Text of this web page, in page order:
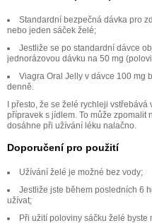
Standardní bezpečná dávka pro
nebo jeden sáček želé;
Jestliže se po standardní dávce
jednorázovou dávku na 50 mg
Viagra Oral Jelly v dávce 100 mg
denně.
I přesto, že se želé rychleji
přípravek s jídlem. To může zpomalit
dosáhne při užívání léku nalačno.
Doporučení pro použití
Užívání želé je možné bez vody;
Jestliže jste během posledních 6
užívat;
Při užití poloviny sáčku želé byste